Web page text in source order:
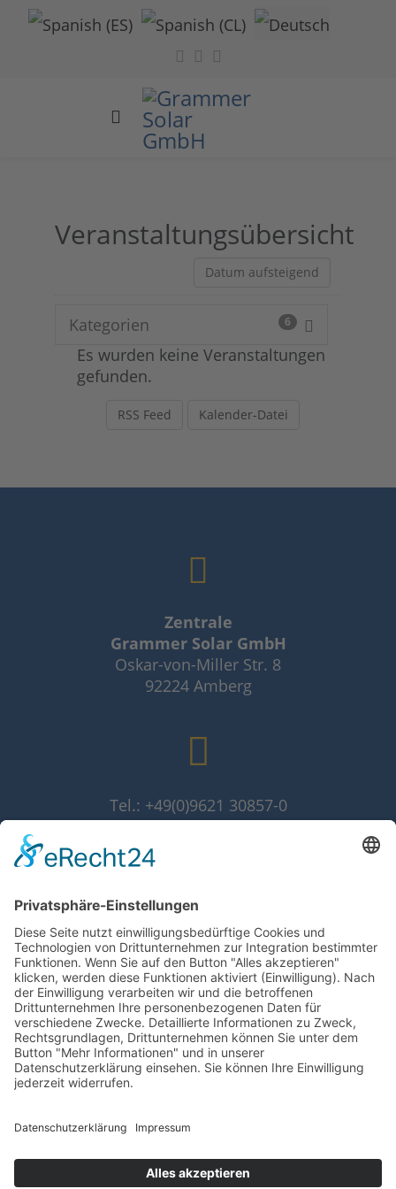
Sprache auswählen
Veranstaltungsübersicht
Kategorien 6
Es wurden keine Veranstaltungen
gefunden.
RSS Feed Kalender-Datei
Zentrale
Grammer Solar GmbH
Oskar-von-Miller Str. 8
92224 Amberg
Tel.: +49(0)9621 30857-0
Fax: +49(0)9621 30857-10
info@grammer-solar.de
www.grammer-solar.com
Datenschutzerklärung
AGB